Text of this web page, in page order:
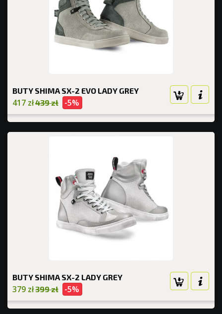
BUTY SHIMA SX-2 EVO LADY GREY
417 zł439 zł -5%
BUTY SHIMA SX-2 LADY GREY
379 zł399 zł -5%